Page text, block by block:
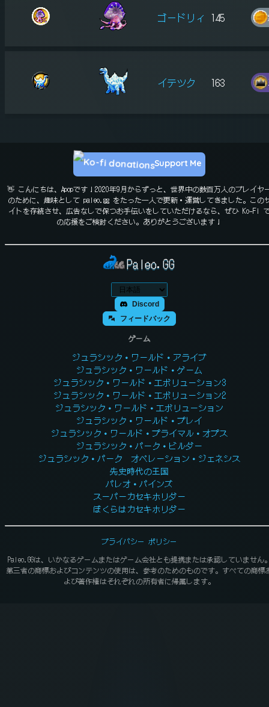
ゴードリィ 145
イテツク 163
👋 こんにちは、Apopです！2020年9月からずっと、世界中の数百万人のプレイヤ
のために、趣味として paleo.gg をたった一人で更新・運営してきました。この
イトを存続させ、広告なしで保つお手伝いをしていただけるなら、ぜひ Ko-Fi
の応援をご検討ください。ありがとうございます！
Support Me
Paleo.GG
Discord
フィードバック
ゲーム
ジュラシック・ワールド・アライブ
ジュラシック・ワールド・ゲーム
ジュラシック・ワールド・エボリューション3
ジュラシック・ワールド・エボリューション2
ジュラシック・ワールド・エボリューション
ジュラシック・ワールド・プレイ
ジュラシック・ワールド・プライマル・オプス
ジュラシック・パーク・ビルダー
ジュラシック・パーク オペレーション・ジェネシス
先史時代の王国
パレオ・パインズ
スーパーカセキホリダー
ぼくらはカセキホリダー
Paleo.GGは、いかなるゲームまたはゲーム会社とも提携または承認していません
第三者の商標およびコンテンツの使用は、参考のためのものです。すべての商標
よび著作権はそれぞれの所有者に帰属します。
プライバシー ポリシー